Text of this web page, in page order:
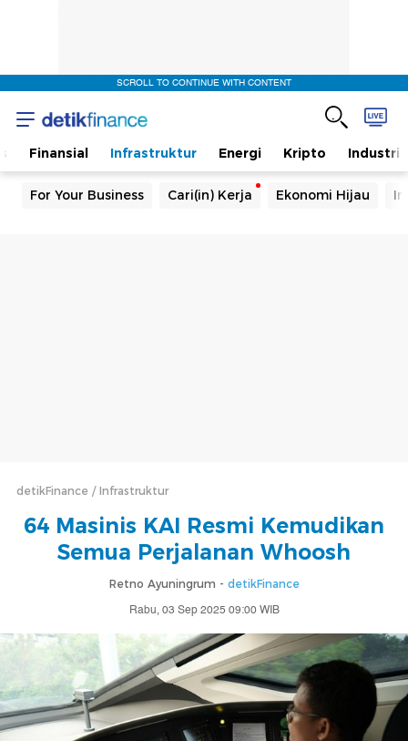
SCROLL TO CONTINUE WITH CONTENT
Finansial Infrastruktur Energi Kripto Industri
For Your Business Cari(in) Kerja Ekonomi Hijau
detikFinance Infrastruktur
64 Masinis KAI Resmi Kemudikan
Semua Perjalanan Whoosh
Retno Ayuningrum - detikFinance
Rabu, 03 Sep 2025 09:00 WIB